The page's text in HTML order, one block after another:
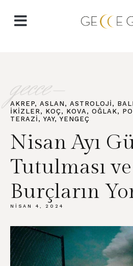
gecce-
AKREP, ASLAN , ASTROLOJI ,
İKIZLER, KOÇ, KOVA, OĞLAK,
TERAZI ,YAY,YENGEÇ
Nisan Ayı
Tutulması ve
Burçların
NISAN 4, 2024